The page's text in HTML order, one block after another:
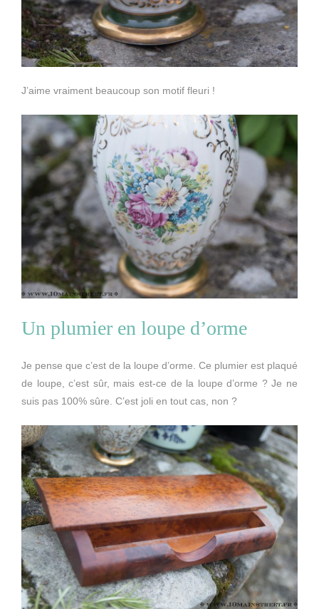
J’aime vraiment beaucoup son motif fleuri !
Un plumier en loupe d’orme
Je pense que c’est de la loupe d’orme. Ce plumier est plaqué
de loupe, c’est sûr, mais est-ce de la loupe d’orme ? Je ne
suis pas 100% sûre. C’est joli en tout cas, non ?